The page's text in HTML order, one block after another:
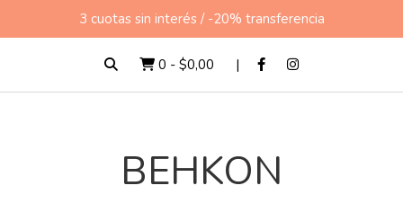
3 cuotas sin interés / -20% transferencia
0 - $0,00
BEHKON